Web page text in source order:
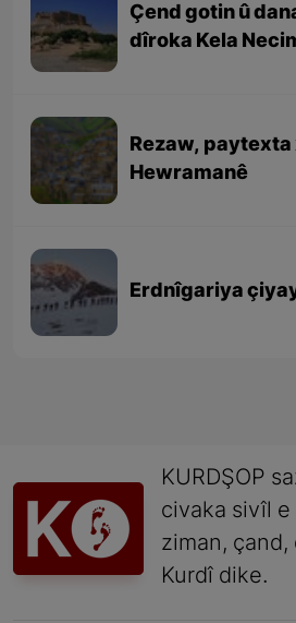
Çend gotin û
dîroka Kela
Rezaw, paytexta
Hewramanê
Erdnîgariya
KURDŞOP
civaka sivîl
ziman,
Kurdî dike.